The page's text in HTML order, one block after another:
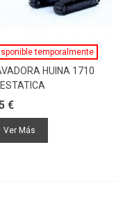
temporalmente
HUINA 1710
€
Ver Más